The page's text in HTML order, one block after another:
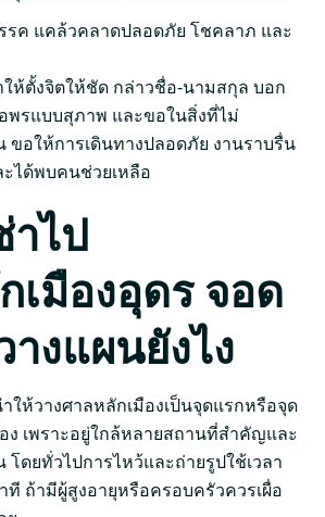
รค แคล้วคลาดปลอดภัย โชคลาภ และ
ให้ตั้งจิตให้ชัด กล่าวชื่อ-นามสกุล บอก
พรแบบสุภาพ และขอในสิ่งที่ไม่
ขอให้การเดินทางปลอดภัย งานราบรื่น
ได้พบคนช่วยเหลือ
าไป
เมืองอุดร จอด
างแผนยังไง
ให้วางศาลหลักเมืองเป็นจุดแรกหรือจุด
ง เพราะอยู่ใกล้หลายสถานที่สำคัญและ
โดยทั่วไปการไหว้และถ่ายรูปใช้เวลา
ที ถ้ามีผู้สูงอายุหรือครอบครัวควรเผื่อ